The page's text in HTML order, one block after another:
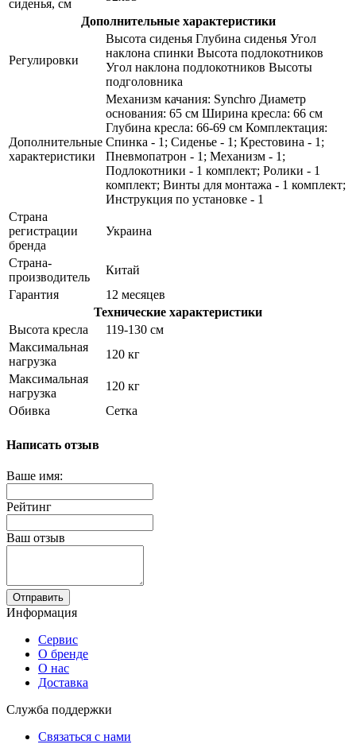
сиденья, см
Дополнительные характеристики
Регулировки
Высота сиденья Глубина сиденья Угол
наклона спинки Высота подлокотников
Угол наклона подлокотников Высоты
подголовника
Дополнительные
характеристики
Механизм качания: Synchro Диаметр
основания: 65 см Ширина кресла: 66 см
Глубина кресла: 66-69 см Комплектация:
Спинка - 1; Сиденье - 1; Крестовина - 1;
Пневмопатрон - 1; Механизм - 1;
Подлокотники - 1 комплект; Ролики - 1
комплект; Винты для монтажа - 1 комплект;
Инструкция по установке - 1
Страна
регистрации
бренда
Украина
Страна-
производитель
Китай
Гарантия
12 месяцев
Технические характеристики
Высота кресла
119-130 см
Максимальная
нагрузка
120 кг
Максимальная
нагрузка
120 кг
Обивка
Сетка
Написать отзыв
Ваше имя:
Рейтинг
Ваш отзыв
Отправить
Информация
Сервис
О бренде
О нас
Доставка
Служба поддержки
Связаться с нами